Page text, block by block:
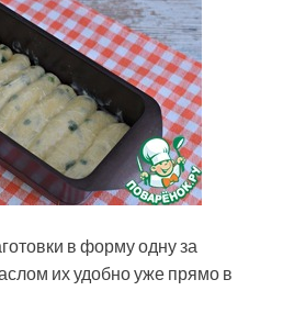
в форму одну за
их удобно уже прямо в